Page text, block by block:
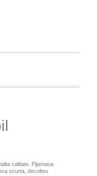
calitate. Pijamaua
scurta, decolteu